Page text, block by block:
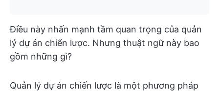
Điều này nhấn mạnh tầm quan trọng của quản
lý dự án chiến lược. Nhưng thuật ngữ này bao
gồm những gì?
Quản lý dự án chiến lược là một phương pháp